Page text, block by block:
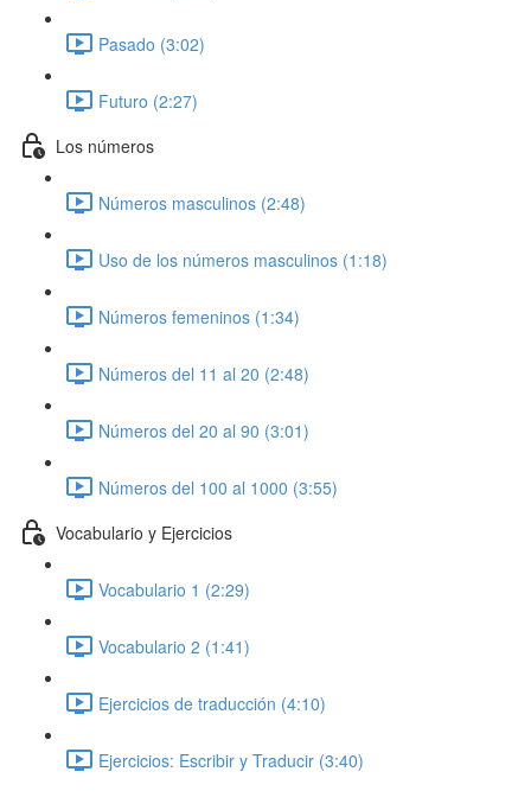
Pasado (3:02)
Futuro (2:27)
Los números
Números masculinos (2:48)
Uso de los números masculinos (1:18)
Números femeninos (1:34)
Números del 11 al 20 (2:48)
Números del 20 al 90 (3:01)
Números del 100 al 1000 (3:55)
Vocabulario y Ejercicios
Vocabulario 1 (2:29)
Vocabulario 2 (1:41)
Ejercicios de traducción (4:10)
Ejercicios: Escribir y Traducir (3:40)